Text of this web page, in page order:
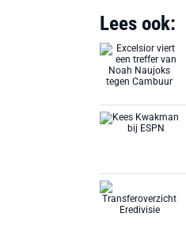
Lees ook: